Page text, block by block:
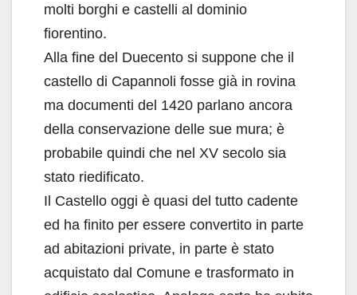
molti borghi e castelli al dominio
fiorentino.
Alla fine del Duecento si suppone che il
castello di Capannoli fosse già in rovina
ma documenti del 1420 parlano ancora
della conservazione delle sue mura; è
probabile quindi che nel XV secolo sia
stato riedificato.
Il Castello oggi è quasi del tutto cadente
ed ha finito per essere convertito in parte
ad abitazioni private, in parte è stato
acquistato dal Comune e trasformato in